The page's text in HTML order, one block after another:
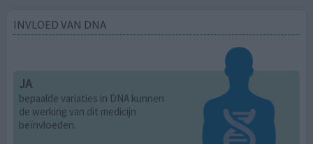
INVLOED VAN DNA
JA
bepaalde variaties in DNA kunnen
de werking van dit medicijn
beïnvloeden.